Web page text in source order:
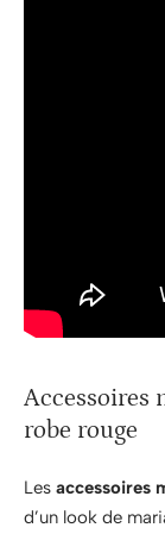
Accessoires
robe rouge
Les accessoires
d’un look de